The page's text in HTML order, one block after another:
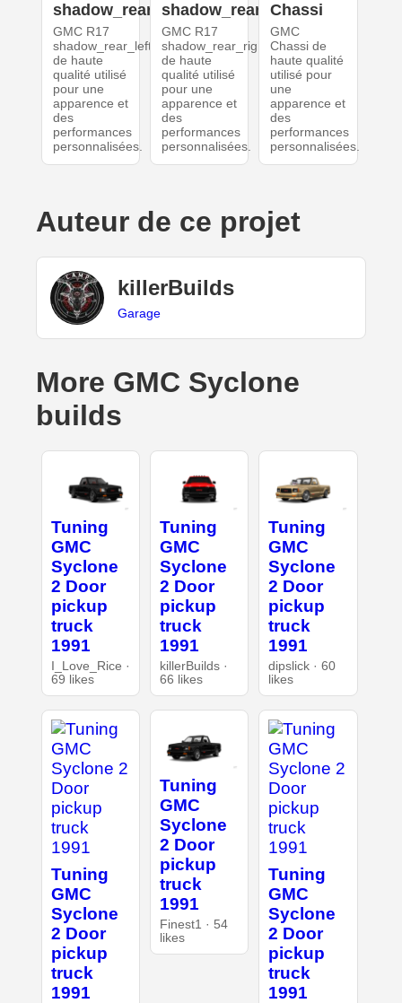
shadow_rear_left
GMC R17
shadow_rear_left
de haute
qualité utilisé
pour une
apparence et
des
performances
personnalisées.
shadow_rear_right
GMC R17
shadow_rear_right
de haute
qualité utilisé
pour une
apparence et
des
performances
personnalisées.
Chassi
GMC
Chassi de
haute qualité
utilisé pour
une
apparence et
des
performances
personnalisées.
Auteur de ce projet
killerBuilds
Garage
More GMC Syclone
builds
Tuning
GMC
Syclone
2 Door
pickup
truck
1991
I_Love_Rice ·
69 likes
Tuning
GMC
Syclone
2 Door
pickup
truck
1991
killerBuilds ·
66 likes
Tuning
GMC
Syclone
2 Door
pickup
truck
1991
dipslick · 60
likes
Tuning
GMC
Syclone
2 Door
pickup
truck
1991
Tuning
GMC
Syclone
2 Door
pickup
truck
1991
Finest1 · 54
likes
Tuning
GMC
Syclone
2 Door
pickup
truck
1991